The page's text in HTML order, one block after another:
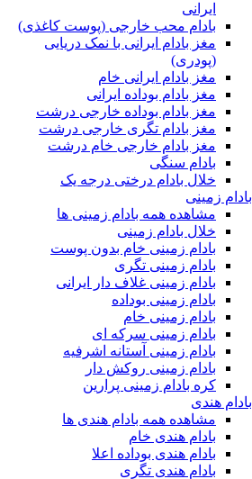
ایرانی
بادام محب خارجی (پوست کاغذی)
مغز بادام ایرانی با نمک دریایی
(پودری)
مغز بادام ایرانی خام
مغز بادام بوداده ایرانی
مغز بادام بوداده خارجی درشت
مغز بادام تگری خارجی درشت
مغز بادام خارجی خام درشت
بادام سنگی
خلال بادام درختی درجه یک
بادام زمینی
مشاهده همه بادام زمینی ها
خلال بادام زمینی
بادام زمینی خام بدون پوست
بادام زمینی تگری
بادام زمینی غلاف دار ایرانی
بادام زمینی بوداده
بادام زمینی خام
بادام زمینی سرکه ای
بادام زمینی آستانه اشرفیه
بادام زمینی روکش دار
کره بادام زمینی پرارین
بادام هندی
مشاهده همه بادام هندی ها
بادام هندی خام
بادام هندی بوداده اعلا
بادام هندی تگری